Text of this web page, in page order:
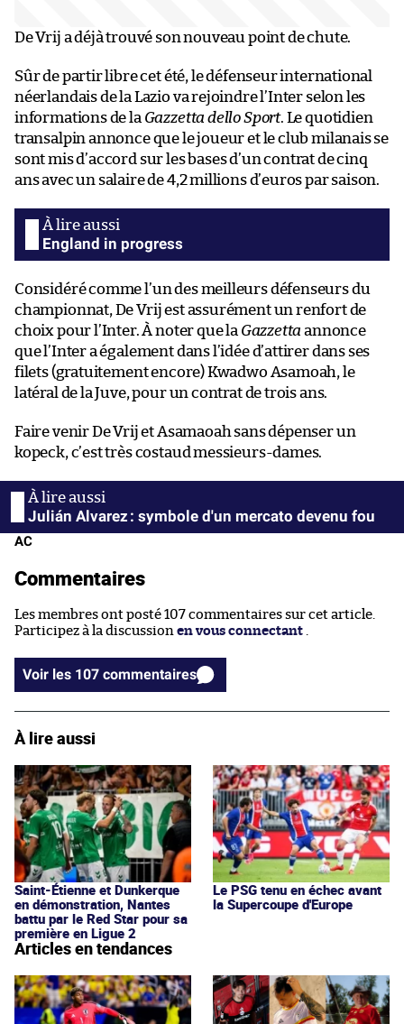
De Vrij a déjà trouvé son nouveau point de chute.
Sûr de partir libre cet été, le défenseur international
néerlandais de la Lazio va rejoindre l’Inter selon les
informations de la Gazzetta dello Sport. Le quotidien
transalpin annonce que le joueur et le club milanais se
sont mis d’accord sur les bases d’un contrat de cinq
ans avec un salaire de 4,2 millions d’euros par saison.
England in progress
Considéré comme l’un des meilleurs défenseurs du
championnat, De Vrij est assurément un renfort de
choix pour l’Inter. À noter que la Gazzetta annonce
que l’Inter a également dans l’idée d’attirer dans ses
filets (gratuitement encore) Kwadwo Asamoah, le
latéral de la Juve, pour un contrat de trois ans.
Faire venir De Vrij et Asamaoah sans dépenser un
kopeck, c’est très costaud messieurs-dames.
Julián Alvarez : symbole d'un mercato devenu fou
AC
Commentaires
Les membres ont posté 107 commentaires sur cet article.
Participez à la discussion en vous connectant .
Voir les 107 commentaires
À lire aussi
Saint-Étienne et Dunkerque
en démonstration, Nantes
battu par le Red Star pour sa
première en Ligue 2
Le PSG tenu en échec avant
la Supercoupe d'Europe
Articles en tendances